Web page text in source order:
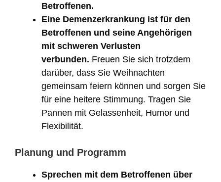
Betroffenen.
Eine Demenzerkrankung ist für den
Betroffenen und seine Angehörigen
mit schweren Verlusten
verbunden. Freuen Sie sich trotzdem
darüber, dass Sie Weihnachten
gemeinsam feiern können und sorgen Sie
für eine heitere Stimmung. Tragen Sie
Pannen mit Gelassenheit, Humor und
Flexibilität.
Planung und Programm
Sprechen mit dem Betroffenen über